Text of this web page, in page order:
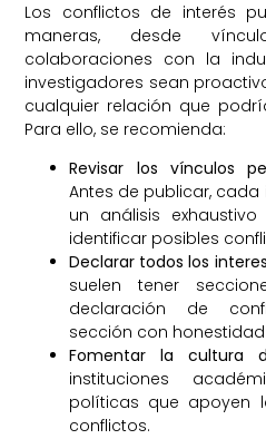
Los conflictos de interés
maneras, desde
colaboraciones con la
investigadores sean
cualquier relación que
Para ello, se recomienda:
Revisar los vínculos
Antes de publicar,
un análisis
identificar posibles
Declarar todos los
suelen tener
declaración de
sección con
Fomentar la cultura
instituciones
políticas que apoyen
conflictos.